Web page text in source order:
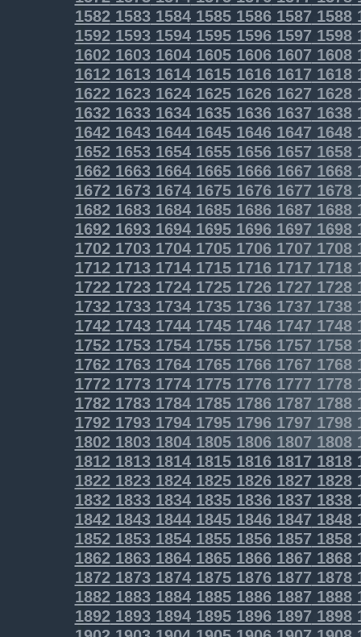
1582158315841585158615871588
1592159315941595159615971598
1602160316041605160616071608
1612161316141615161616171618
1622162316241625162616271628
1632163316341635163616371638
1642164316441645164616471648
1652165316541655165616571658
1662166316641665166616671668
167216731674167516761677 1678
168216831684168516861687 1688
169216931694169516961697 1698
170217031704170517061707 1708
171217131714171517161717 1718
172217231724172517261727 1728
173217331734173517361737 1738
174217431744174517461747 1748
175217531754175517561757 1758
176217631764176517661767 1768
177217731774177517761777 1778
178217831784178517861787 1788
179217931794179517961797 1798
180218031804180518061807 1808
1812181318141815181618171818
1822182318241825182618271828
1832183318341835183618371838
1842184318441845184618471848
1852185318541855185618571858
1862186318641865186618671868
1872187318741875187618771878
1882188318841885188618871888
1892189318941895189618971898